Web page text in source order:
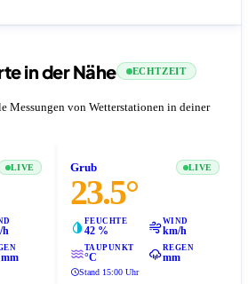
in der Nähe ECHTZEIT
Messungen von Wetterstationen in deiner
LIVE
h
Grub LIVE
23.5°
FEUCHTE
42 %
WIND
km/h
TAUPUNKT
°C
REGEN
mm
Stand 15:00 Uhr